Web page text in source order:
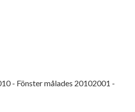
- Fönster målades 20102001 -